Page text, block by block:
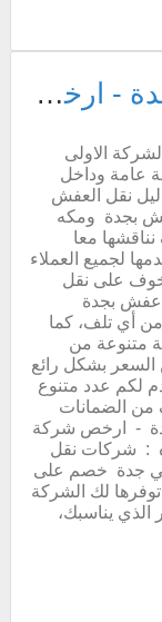
افضل شركة نقل عفش بجدة - ارخص شركة نقل عفش فى جده
الاولى
عامة وداخل
نقل العفش
بجدة ومكه
معا
لجميع العملاء
على نقل
عفش بجدة
أي تلف، كما
متنوعة من
السعر بشكل رائع
لكم عدد متنوع
من الضمانات
- ارخص شركة
: شركات نقل
جدة خصم على
لك الشركة
يناسبك،